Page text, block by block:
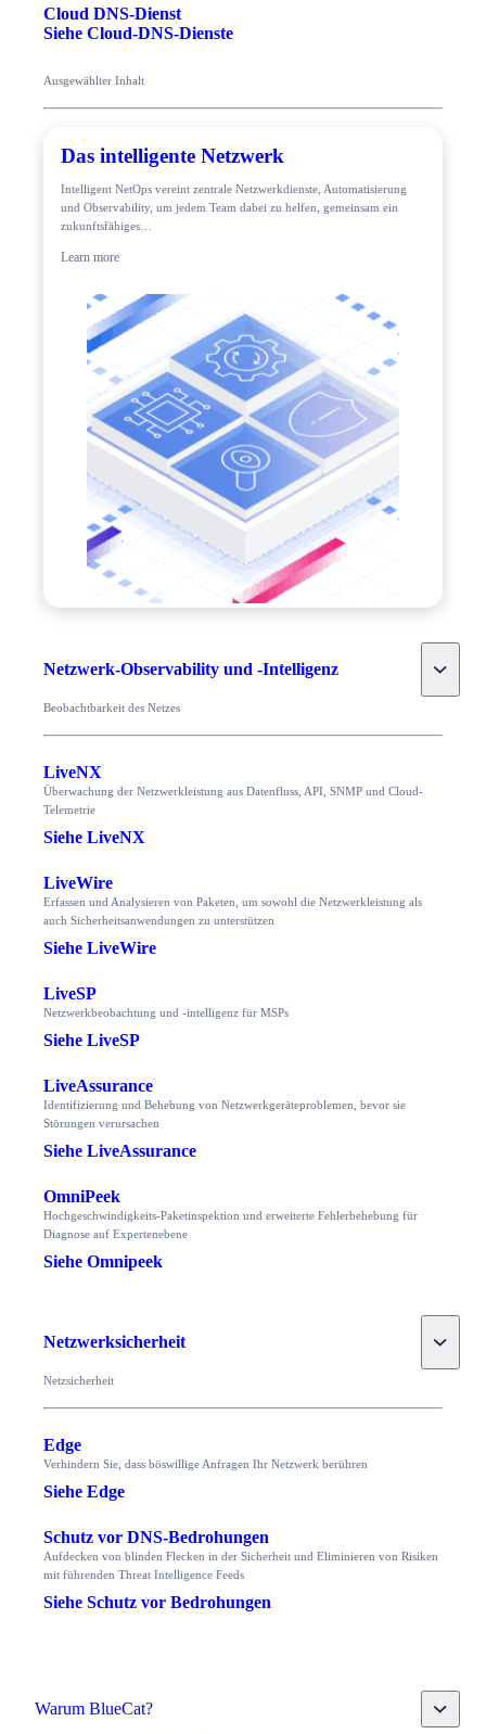
Cloud DNS-Dienst
Siehe Cloud-DNS-Dienste
Ausgewählter Inhalt
Das intelligente Netzwerk
Intelligent NetOps vereint zentrale Netzwerkdienste, Automatisierung
und Observability, um jedem Team dabei zu helfen, gemeinsam ein
zukunftsfähiges…
Learn more
Netzwerk-Observability und -Intelligenz Toggle
Beobachtbarkeit des Netzes
LiveNX
Überwachung der Netzwerkleistung aus Datenfluss, API, SNMP und Cloud-
Telemetrie
Siehe LiveNX
LiveWire
Erfassen und Analysieren von Paketen, um sowohl die Netzwerkleistung als
auch Sicherheitsanwendungen zu unterstützen
Siehe LiveWire
LiveSP
Netzwerkbeobachtung und -intelligenz für MSPs
Siehe LiveSP
LiveAssurance
Identifizierung und Behebung von Netzwerkgeräteproblemen, bevor sie
Störungen verursachen
Siehe LiveAssurance
OmniPeek
Hochgeschwindigkeits-Paketinspektion und erweiterte Fehlerbehebung für
Diagnose auf Expertenebene
Siehe Omnipeek
Netzwerksicherheit Toggle
Netzsicherheit
Edge
Verhindern Sie, dass böswillige Anfragen Ihr Netzwerk berühren
Siehe Edge
Schutz vor DNS-Bedrohungen
Aufdecken von blinden Flecken in der Sicherheit und Eliminieren von Risiken
mit führenden Threat Intelligence Feeds
Siehe Schutz vor Bedrohungen
Warum BlueCat? Toggle